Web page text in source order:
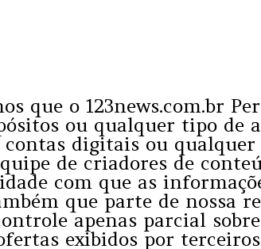
que o 123news.com.br
ou qualquer tipo
digitais ou
de criadores de
com que as
que parte de nossa
apenas parcial
exibidos por